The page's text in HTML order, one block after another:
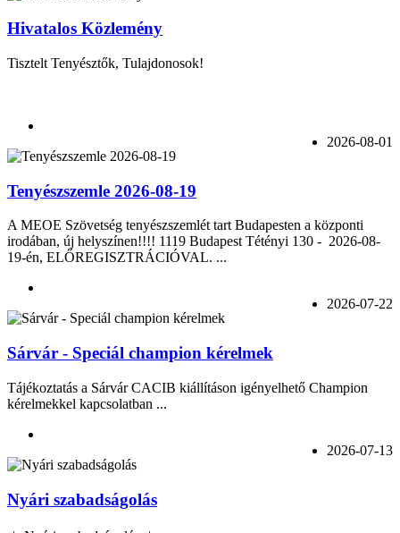
Hivatalos Közlemény
Tisztelt Tenyésztők, Tulajdonosok!
2026-08-01
Tenyészszemle 2026-08-19
A MEOE Szövetség tenyészszemlét tart Budapesten a központi
irodában, új helyszínen!!!! 1119 Budapest Tétényi 130 - 2026-08-
19-én, ELŐREGISZTRÁCIÓVAL. ...
2026-07-22
Sárvár - Speciál champion kérelmek
Tájékoztatás a Sárvár CACIB kiállításon igényelhető Champion
kérelmekkel kapcsolatban ...
2026-07-13
Nyári szabadságolás